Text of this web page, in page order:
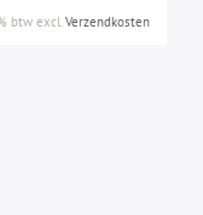
btw excl.Verzendkosten